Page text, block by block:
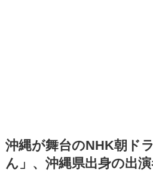
沖縄が舞台のNHK朝ド
ん」、沖縄県出身の出